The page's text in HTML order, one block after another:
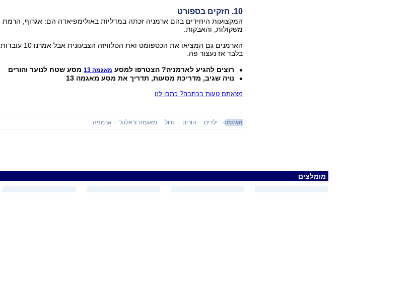
10. חזקים בספורט
המקצועות היחידים בהם ארמניה זכתה במדליות באולימפיאדה הם: אגרוף, הרמת
משקולות, והאבקות.
הארמנים גם המציאו את הכספומט ואת הטלוויזה הצבעונית אבל אמרנו 10 עובדות
בלבד אז נעצור פה.
רוצים להגיע לארמניה? הצטרפו למסע מאגמה 13
מסע שטח לנוער והורים
נויה שגיב, מדריכת מסעות, תדריך את מסע מאגמה 13
מצאתם טעות בכתבה? כתבו לנו
תגיות: ילדים הורים טיול מאגמה צ'אלנג' ארמניה
מומלצים